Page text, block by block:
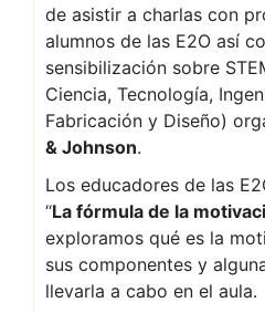
de asistir a charlas con
alumnos de las E2O así
sensibilización sobre
Ciencia, Tecnología,
Fabricación y Diseño)
& Johnson.
Los educadores de las
“La fórmula de la
exploramos qué es la
sus componentes y
llevarla a cabo en el aula.